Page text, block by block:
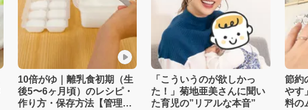
10倍がゆ｜離乳食初期（生
後5〜6ヶ月頃）のレシピ・
作り方・保存方法【管理栄
「こういうのが欲しかっ
た！」菊地亜美さんに聞い
た育児の”リアルな本音”
節約
やす
料の